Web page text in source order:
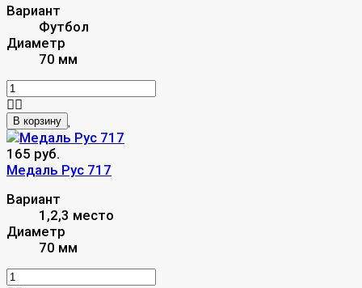
Вариант
Футбол
Диаметр
70 мм
В корзину
165 руб.
Mедаль Рус 717
Вариант
1,2,3 место
Диаметр
70 мм